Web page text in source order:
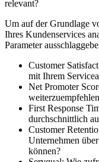
relevant?
Um auf der Grundlage
Ihres Kundenservices
Parameter
Customer
mit Ihrem
Net Promoter
First Response
durchschnittlich
Customer
Unternehmen
können?